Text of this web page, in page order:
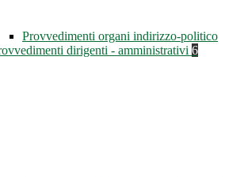
Provvedimenti organi indirizzo-politico
dirigenti - amministrativi 6